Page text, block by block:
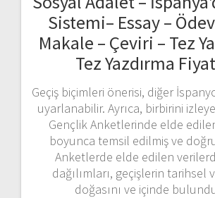
Sistemi– Essay –
Makale – Çeviri – Tez
Tez Yazdırma
Geçiş biçimleri önerisi, diğer
uyarlanabilir. Ayrıca, birbirini
Gençlik Anketlerinde elde
boyunca temsil edilmiş ve
Anketlerde elde edilen
dağılımları, geçişlerin tarihsel
doğasını ve içinde